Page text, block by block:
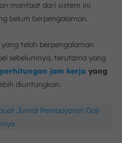
manfaat dari sistem ini
belum berpengalaman.
telah berpengalaman
sebelumnya, terutama yang
perhitungan jam kerja yang
diuntungkan.
Jurnal Pembayaran Gaji